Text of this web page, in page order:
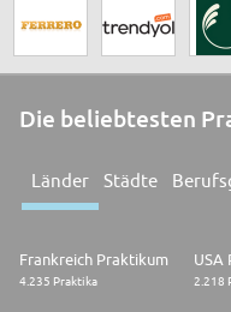
Die beliebtesten
Länder Städte
Frankreich Praktikum
4.235 Praktika
USA
2.218